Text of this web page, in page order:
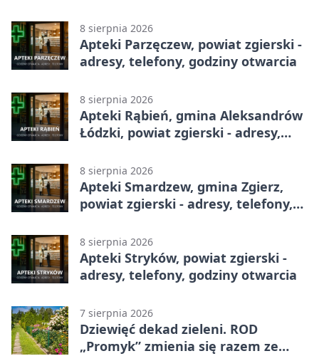
8 sierpnia 2026
Apteki Parzęczew, powiat zgierski -
adresy, telefony, godziny otwarcia
8 sierpnia 2026
Apteki Rąbień, gmina Aleksandrów
Łódzki, powiat zgierski - adresy,
8 sierpnia 2026
Apteki Smardzew, gmina Zgierz,
powiat zgierski - adresy, telefony,
8 sierpnia 2026
Apteki Stryków, powiat zgierski -
adresy, telefony, godziny otwarcia
7 sierpnia 2026
Dziewięć dekad zieleni. ROD
„Promyk” zmienia się razem ze